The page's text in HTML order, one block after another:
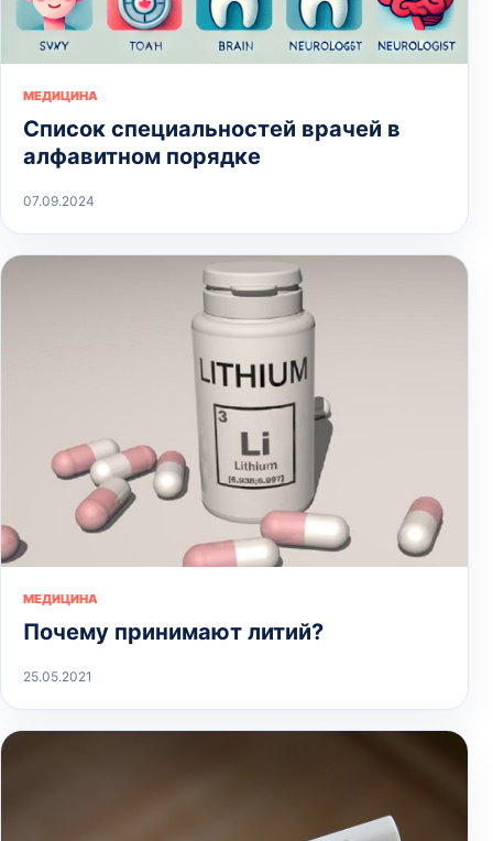
МЕДИЦИНА
Список специальностей врачей в
алфавитном порядке
07.09.2024
МЕДИЦИНА
Почему принимают литий?
25.05.2021